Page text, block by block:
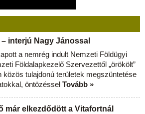
interjú Nagy Jánossal
a nemrég indult Nemzeti Földügyi
Földalapkezelő Szervezettől „örökölt”
közös tulajdonú területek megszüntetése
öntözéssel Tovább »
már elkezdődött a Vitafortnál